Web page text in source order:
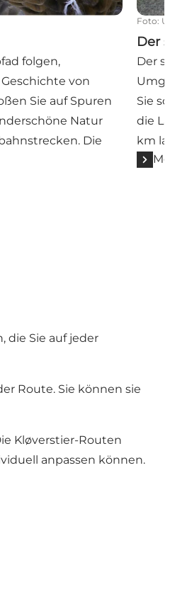
folgen,
von
Sie auf Spuren
Natur
Die
Foto:
Der
Der
Sie
die
km
die Sie auf jeder
Route. Sie können sie
Kløverstier-Routen
anpassen können.